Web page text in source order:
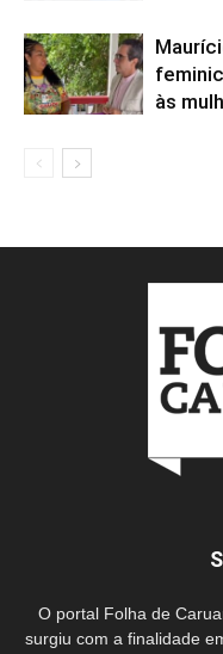
às
O portal Folha de
surgiu com a finalidade